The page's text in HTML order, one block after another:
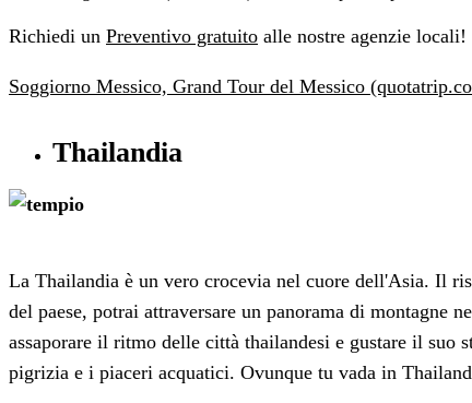
Richiedi un Preventivo gratuito alle nostre agenzie locali!
Soggiorno Messico, Grand Tour del Messico
Thailandia
La Thailandia è un vero crocevia nel cuore dell'Asia. Il
del paese, potrai attraversare un panorama di
assaporare il ritmo delle città thailandesi e gustare il suo
pigrizia e i piaceri acquatici. Ovunque tu vada in